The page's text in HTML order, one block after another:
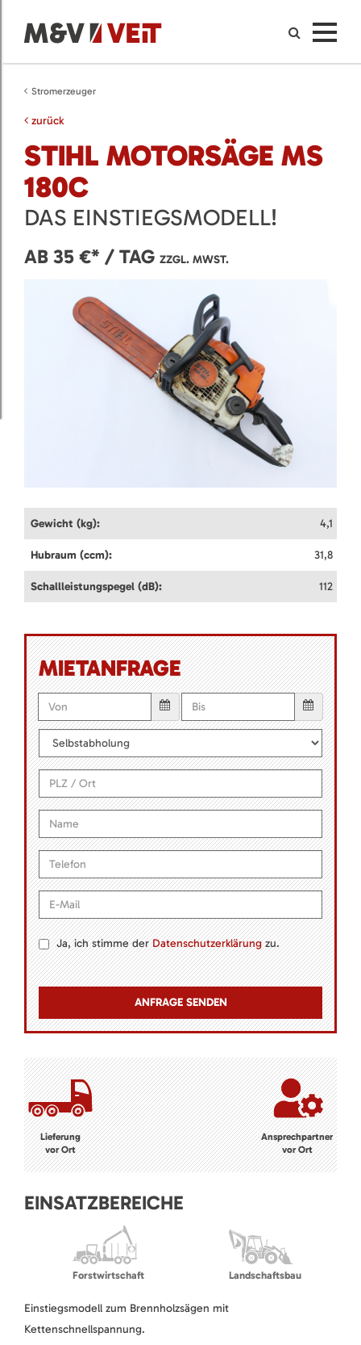
Stromerzeuger
zurück
STIHL MOTORSÄGE MS
180C
DAS EINSTIEGSMODELL!
AB 35 €* / TAG ZZGL. MWST.
Gewicht (kg): 4,1
Hubraum (ccm): 31,8
Schallleistungspegel (dB): 112
MIETANFRAGE
Ja, ich stimme derDatenschutzerklärungzu.
Lieferung
vor Ort
Ansprechpartner
vor Ort
EINSATZBEREICHE
Forstwirtschaft Landschaftsbau
Einstiegsmodell zum Brennholzsägen mit
Kettenschnellspannung.